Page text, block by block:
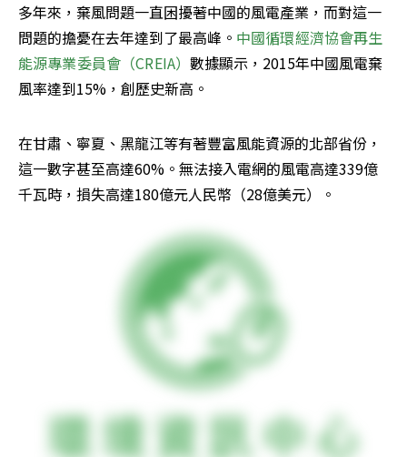
多年來，棄風問題一直困擾著中國的風電產業，而對這一
問題的擔憂在去年達到了最高峰。 中國循環經濟協會再生
能源專業委員會（CREIA）數據顯示，2015年中國風電棄
風率達到15%，創歷史新高。
在甘肅、寧夏、黑龍江等有著豐富風能資源的北部省份，
這一數字甚至高達60%。無法接入電網的風電高達339億
千瓦時，損失高達180億元人民幣（28億美元）。